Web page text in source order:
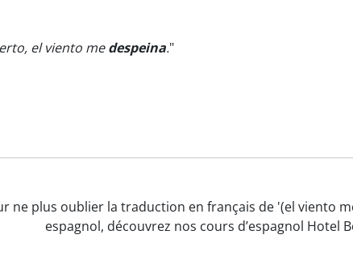
el viento medespeina."
ne plus oublier la traduction en français de '(el viento
espagnol, découvrez nos cours d’espagnol Hotel